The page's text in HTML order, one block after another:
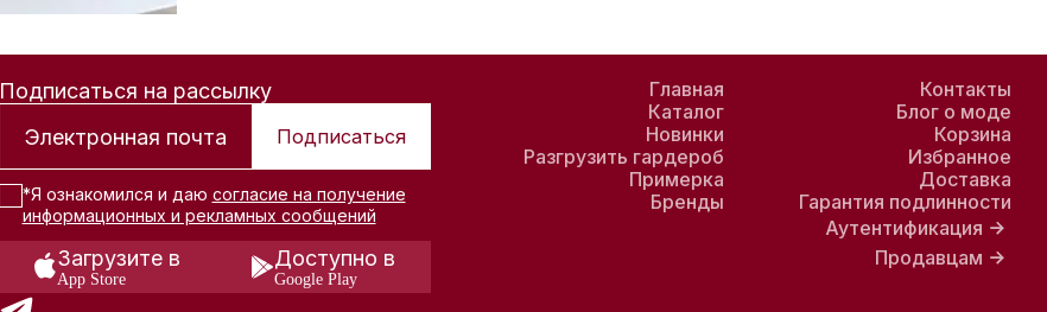
Подписаться на рассылку
Подписаться
*Я ознакомился и даю согласие на получение
информационных и рекламных сообщений
Загрузите в
App Store
Доступно в
Google Play
Главная
Каталог
Новинки
Разгрузить гардероб
Примерка
Бренды
Контакты
Блог о моде
Корзина
Избранное
Доставка
Гарантия подлинности
Аутентификация
Продавцам